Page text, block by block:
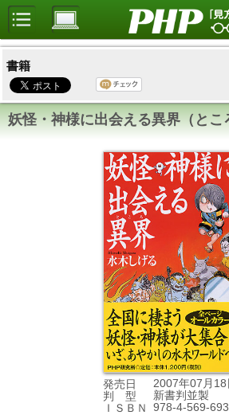
書籍
妖怪・神様に出会える異界（とこ
発売日
2007年07月18
判 型
新書判並製
ＩＳＢＮ
978-4-569-